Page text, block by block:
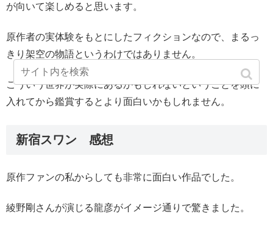
が向いて楽しめると思います。
原作者の実体験をもとにしたフィクションなので、まるっ
きり架空の物語というわけではありません。
こういう世界が実際にあるかもしれないということを頭に
入れてから鑑賞するとより面白いかもしれません。
新宿スワン 感想
原作ファンの私からしても非常に面白い作品でした。
綾野剛さんが演じる龍彦がイメージ通りで驚きました。